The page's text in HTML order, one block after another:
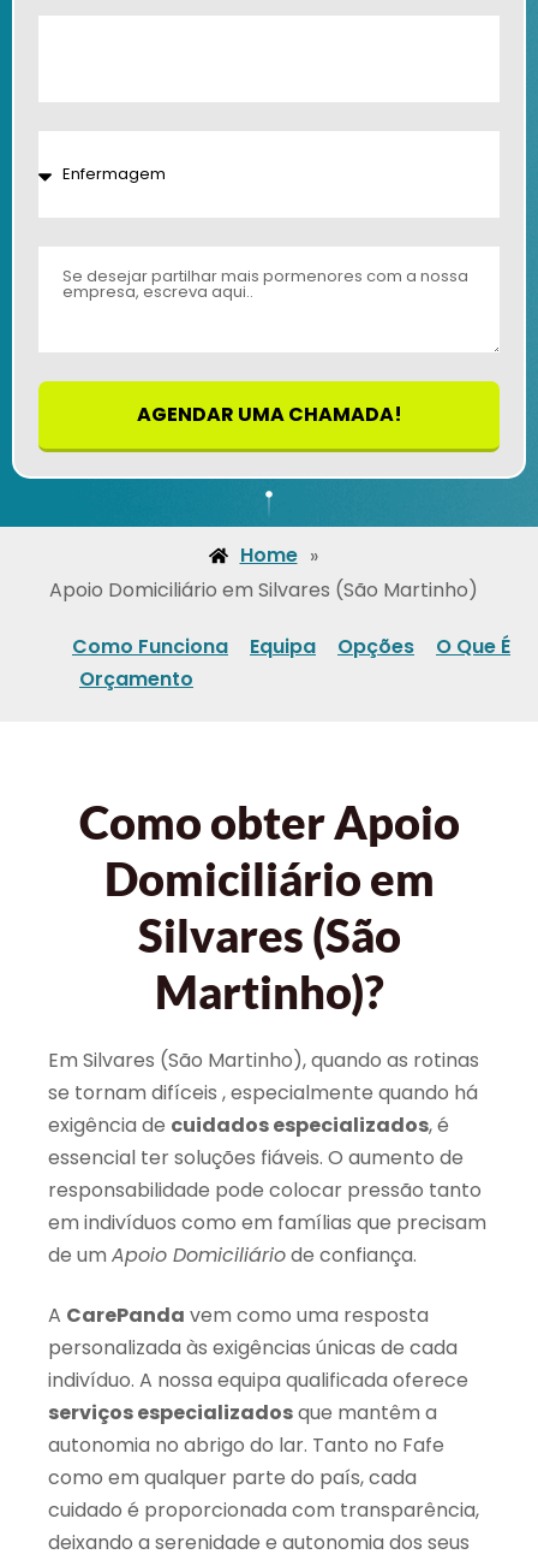
AGENDAR UMA CHAMADA!
Home »
Apoio Domiciliário em Silvares (São Martinho)
Como Funciona Equipa Opções
O Que É
Orçamento
Como obter Apoio
Domiciliário em
Silvares (São
Martinho)?
Em Silvares (São Martinho), quando as rotinas
se tornam difíceis , especialmente quando há
exigência de cuidados especializados, é
essencial ter soluções fiáveis. O aumento de
responsabilidade pode colocar pressão tanto
em indivíduos como em famílias que precisam
de um Apoio Domiciliáriode confiança.
A CarePanda vem como uma resposta
personalizada às exigências únicas de cada
indivíduo. A nossa equipa qualificada oferece
serviços especializadosque mantêm a
autonomia no abrigo do lar. Tanto no Fafe
como em qualquer parte do país, cada
cuidado é proporcionada com transparência,
deixando a serenidade e autonomia dos seus